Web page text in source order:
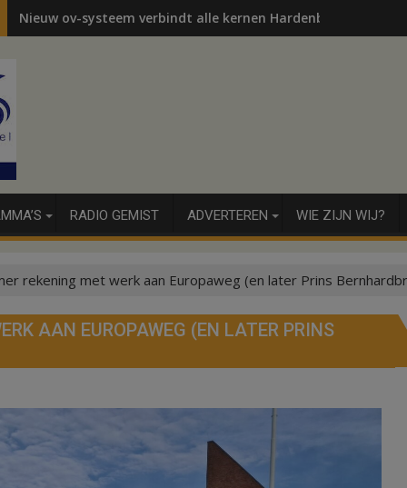
Nieuw ov-systeem verbindt alle kernen Hardenberg
RADIO GEMIST ADVERTEREN WIE ZIJN WIJ?
rekening met werk aan Europaweg (en later Prins
AAN EUROPAWEG (EN LATER PRINS